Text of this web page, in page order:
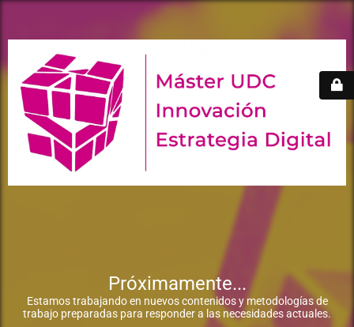
Próximamente...
Estamos trabajando en nuevos contenidos y metodologías de
trabajo preparadas para responder a las necesidades actuales.